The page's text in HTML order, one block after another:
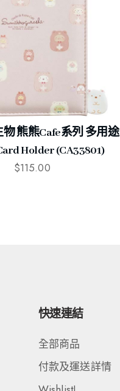
熊熊Cafe系列 多用途
Holder (CA33801)
$115.00
快速連結
全部商品
付款及運送詳情